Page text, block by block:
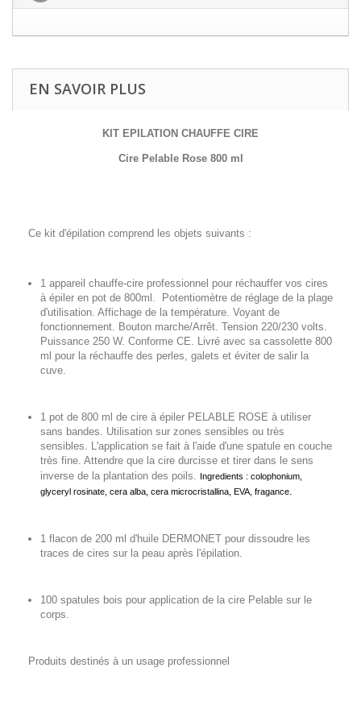
EN SAVOIR PLUS
KIT EPILATION CHAUFFE CIRE
Cire Pelable Rose 800 ml
Ce kit d'épilation comprend les objets suivants :
1 appareil chauffe-cire professionnel pour réchauffer vos cires
à épiler en pot de 800ml. Potentiomètre de réglage de la plage
d'utilisation. Affichage de la température. Voyant de
fonctionnement. Bouton marche/Arrêt. Tension 220/230 volts.
Puissance 250 W. Conforme CE. Livré avec sa cassolette 800
ml pour la réchauffe des perles, galets et éviter de salir la
cuve.
1 pot de 800 ml de cire à épiler PELABLE ROSE à utiliser
sans bandes. Utilisation sur zones sensibles ou très
sensibles. L'application se fait à l'aide d'une spatule en couche
très fine. Attendre que la cire durcisse et tirer dans le sens
inverse de la plantation des poils. Ingredients : colophonium,
glyceryl rosinate, cera alba, cera microcristallina, EVA, fragance.
1 flacon de 200 ml d'huile DERMONET pour dissoudre les
traces de cires sur la peau après l'épilation.
100 spatules bois pour application de la cire Pelable sur le
corps.
Produits destinés à un usage professionnel